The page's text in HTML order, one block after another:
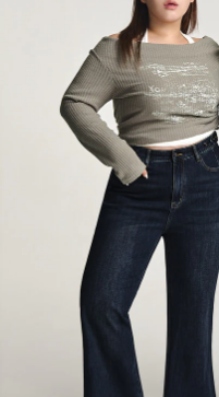
CATEGORY
도착보장⚡
인플루언서 pick!
세트할인 ~30%